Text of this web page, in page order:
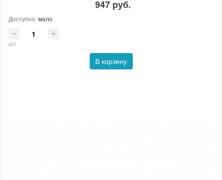
947 руб.
Доступно:мало
шт
В корзину